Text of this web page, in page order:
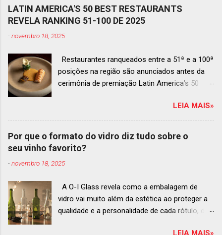
LATIN AMERICA'S 50 BEST RESTAURANTS
REVELA RANKING 51-100 DE 2025
-novembro 18, 2025
Restaurantes ranqueados entre a 51ª e a 100ª
posições na região são anunciados antes da
cerimônia de premiação Latin America’s 50
de dezembro em Antígua, Guatemala
Prato do Origem, o brasileiro mais
bem ranqueado na lista estendida O Latin
America’s 50 Best Restaurants anunciou hoje a
ranqueados nas posições No.51 a No.100,em
diversificado da gastronomia de toda a região.
A lista expandida demonstra o empenho da
organização em reconhecer um espectro mais
LEIA MAIS»
Por que o formato do vidro diz tudo sobre o
seu vinho favorito?
-novembro 18, 2025
A O-I Glass revela como a embalagem de
vidro vai muito além da estética ao proteger a
qualidade e a personalidade de cada rótulo, do
LEIA MAIS»